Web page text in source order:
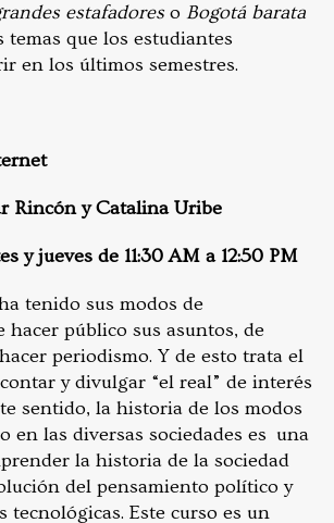
estafadores o Bogotá barata
temas que los estudiantes
en los últimos semestres.
Rincón y Catalina Uribe
y jueves de 11:30 AM a 12:50 PM
tenido sus modos de
hacer público sus asuntos, de
periodismo. Y de esto trata el
y divulgar “el real” de interés
sentido, la historia de los modos
en las diversas sociedades es una
la historia de la sociedad
del pensamiento político y
tecnológicas. Este curso es un